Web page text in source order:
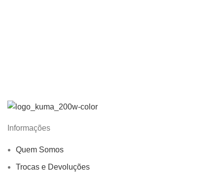
Informações
Quem Somos
Trocas e Devoluções